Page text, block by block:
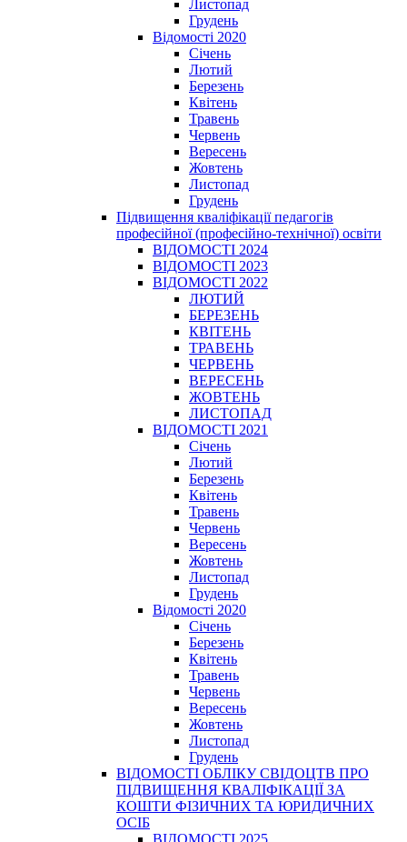
Листопад
Грудень
Відомості 2020
Січень
Лютий
Березень
Квітень
Травень
Червень
Вересень
Жовтень
Листопад
Грудень
Підвищення кваліфікації педагогів
професійної (професійно-технічної) освіти
ВІДОМОСТІ 2024
ВІДОМОСТІ 2023
ВІДОМОСТІ 2022
ЛЮТИЙ
БЕРЕЗЕНЬ
КВІТЕНЬ
ТРАВЕНЬ
ЧЕРВЕНЬ
ВЕРЕСЕНЬ
ЖОВТЕНЬ
ЛИСТОПАД
ВІДОМОСТІ 2021
Січень
Лютий
Березень
Квітень
Травень
Червень
Вересень
Жовтень
Листопад
Грудень
Відомості 2020
Січень
Березень
Квітень
Травень
Червень
Вересень
Жовтень
Листопад
Грудень
ВІДОМОСТІ ОБЛІКУ СВІДОЦТВ ПРО
ПІДВИЩЕННЯ КВАЛІФІКАЦІЇ ЗА
КОШТИ ФІЗИЧНИХ ТА ЮРИДИЧНИХ
ОСІБ
ВІДОМОСТІ 2025